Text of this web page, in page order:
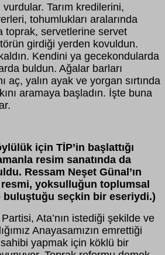
Tarım kredilerini,
tohumlukları aralarında
toprak, servetlerine servet
girdiği yerden kovuldun.
Kendini ya gecekondularda
buldun. Ağalar barları
aç, yalın ayak ve yorgan sırtında
aramaya başladın. İşte buna
için TİP’in başlattığı
resim sanatında da
Ressam Neşet Günal’ın
resmi, yoksulluğun toplumsal
seçkin bir eseriydi.)
Ata’nın istediği şekilde ve
Anayasamızın emrettiği
yapmak için köklü bir